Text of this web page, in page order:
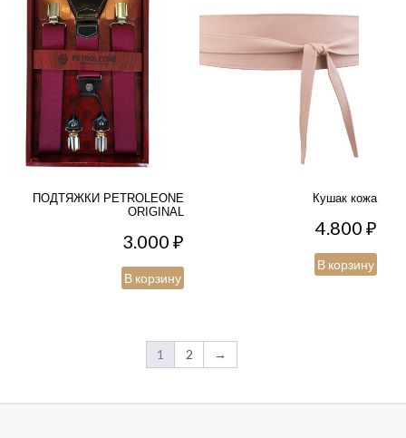
ПОДТЯЖКИ PETROLEONE
ORIGINAL
3.000₽
В корзину
Кушак кожа
4.800₽
В корзину
1 2 →